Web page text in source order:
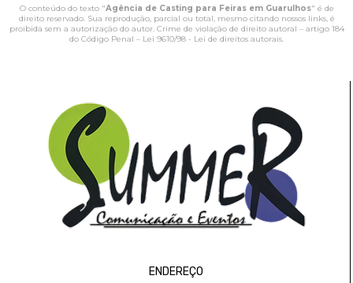
O conteúdo do texto "Agência de Casting para Feiras em Guarulhos" é de
direito reservado. Sua reprodução, parcial ou total, mesmo citando nossos links, é
proibida sem a autorização do autor. Crime de violação de direito autoral – artigo 184
do Código Penal – Lei 9610/98 - Lei de direitos autorais
ENDEREÇO